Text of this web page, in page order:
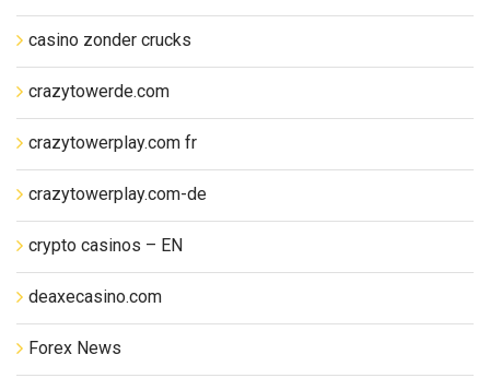
casino zonder crucks
crazytowerde.com
crazytowerplay.com fr
crazytowerplay.com-de
crypto casinos – EN
deaxecasino.com
Forex News